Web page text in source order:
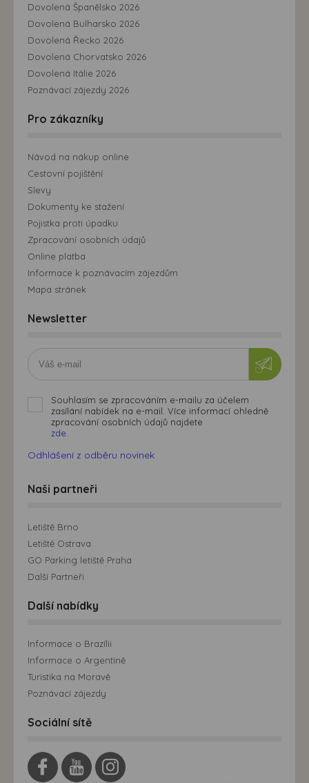
Dovolená Španělsko 2026
Dovolená Bulharsko 2026
Dovolená Řecko 2026
Dovolená Chorvatsko 2026
Dovolená Itálie 2026
Poznávací zájezdy 2026
Pro zákazníky
Návod na nákup online
Cestovní pojištění
Slevy
Dokumenty ke stažení
Pojistka proti úpadku
Zpracování osobních údajů
Online platba
Informace k poznávacím zájezdům
Mapa stránek
Newsletter
Souhlasím se zpracováním e-mailu za účelem
zasílání nabídek na e-mail. Více informací ohledně
zpracování osobních údajů najdete
zde.
Odhlášení z odběru novinek
Naši partneři
Letiště Brno
Letiště Ostrava
GO Parking letiště Praha
Další Partneři
Další nabídky
Informace o Brazílii
Informace o Argentině
Turistika na Moravě
Poznávací zájezdy
Sociální sítě